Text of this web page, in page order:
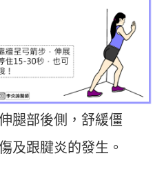
腿部後側，舒緩僵
及跟腱炎的發生。